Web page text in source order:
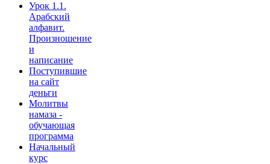
Урок 1.1.
Арабский
алфавит.
Произношение
и
написание
Поступившие
на сайт
деньги
Молитвы
намаза -
обучающая
программа
Начальный
курс